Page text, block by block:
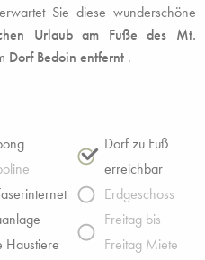
erwartet Sie diese wunderschöne
Urlaub am Fuße des Mt.
Dorf Bedoin entfernt .
Haustiere
Dorf zu Fuß
erreichbar
Erdgeschoss
Freitag bis
Freitag Miete